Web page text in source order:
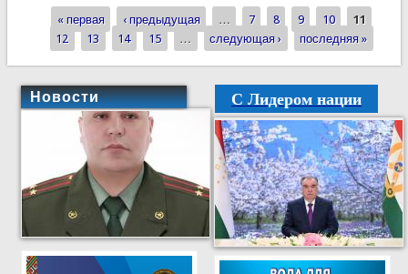
Страницы
« первая ‹ предыдущая … 7 8 9 10
11
12
13 14 15 … следующая › последняя »
Новости С Лидером нации